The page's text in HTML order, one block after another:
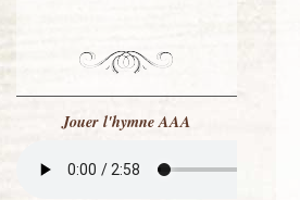
Jouer l'hymne AAA